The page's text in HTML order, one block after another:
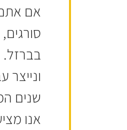
אם
בברזל.
שנים
אנו